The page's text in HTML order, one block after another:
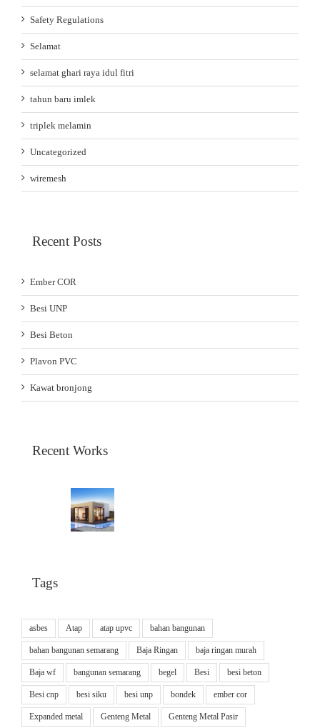
Safety Regulations
Selamat
selamat ghari raya idul fitri
tahun baru imlek
triplek melamin
Uncategorized
wiremesh
Recent Posts
Ember COR
Besi UNP
Besi Beton
Plavon PVC
Kawat bronjong
Recent Works
Tags
asbes Atap atap upvc bahan bangunan
bahan bangunan semarang Baja Ringan baja ringan murah
Baja wf bangunan semarang begel Besi besi beton
Besi cnp besi siku besi unp bondek ember cor
Expanded metal Genteng Metal Genteng Metal Pasir